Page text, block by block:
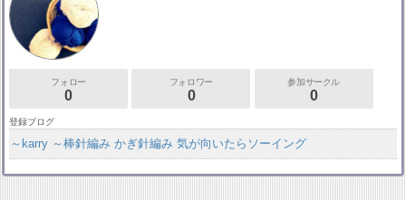
フォロー
0
フォロワー
0
参加サークル
0
登録ブログ
～karry ～棒針編み かぎ針編み 気が向いたらソーイング